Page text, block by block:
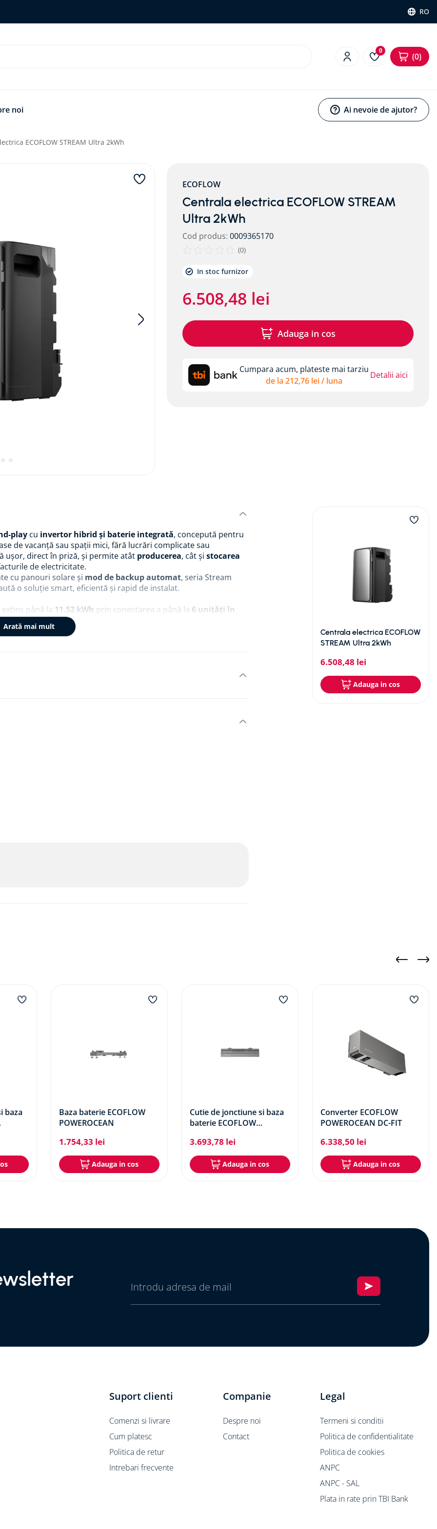
RO
alpitec
0
0
noi Ai nevoie de ajutor?
ECOFLOW STREAM Ultra 2kWh
ECOFLOW
Centrala electrica ECOFLOW STREAM
Ultra 2kWh
Cod produs: 0009365170
(0)
In stoc furnizor
6.508,48 lei
Adauga in cos
Cumpara acum, plateste mai tarziu
de la 212,76 lei / luna
Detalii aici
play cu invertor hibrid și baterie integrată, concepută pentru
de vacanță sau spații mici, fără lucrări complicate sau
ușor, direct în priză, și permite atât producerea, cât și stocarea
de electricitate.
cu panouri solare și mod de backup automat, seria Stream
o soluție smart, eficientă și rapid de instalat.
extins până la 11.52 kWh prin conectarea a până la 6 unități în
poate crește de la
chiar cu baterii din seria
conectarea a 6 unități)
mici sau locuințe temporare
Arată mai mult
Centrala electrica ECOFLOW
STREAM Ultra 2kWh
6.508,48 lei
Adauga in cos
baza
Baza baterie ECOFLOW
POWEROCEAN
1.754,33 lei
Adauga in cos
Cutie de jonctiune si baza
baterie ECOFLOW
3.693,78 lei
Adauga in cos
Converter ECOFLOW
POWEROCEAN DC-FIT
6.338,50 lei
Adauga in cos
Suport clienti
Comenzi si livrare
Cum platesc
Politica de retur
Intrebari frecvente
Companie
Despre noi
Contact
Legal
Termeni si conditii
Politica de confidentialitate
Politica de cookies
ANPC
ANPC - SAL
Plata in rate prin TBI Bank